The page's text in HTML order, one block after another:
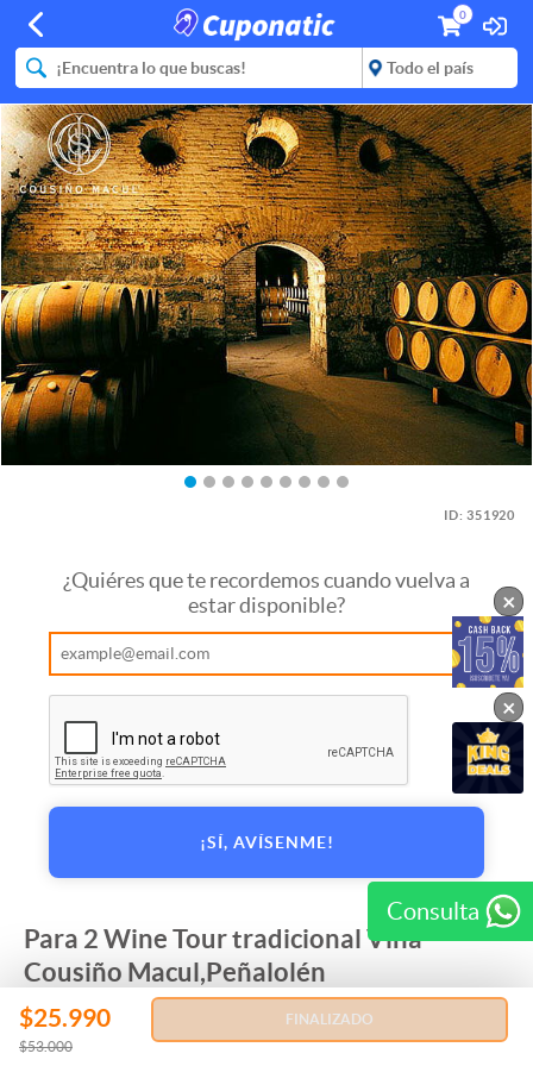
0
Consulta
ID:351920
¿Quiéres que te recordemos cuando vuelva a
estar disponible?
¡SÍ, AVÍSENME!
Para 2 Wine Tour tradicional Viña
Cousiño Macul,Peñalolén
¡CyberDay! Wine tour Tradicional o Premium para 2
personas en Viña Cousiño Macul, Peñalolén. ¡Sólo 6
$25.990
$53.000
FINALIZADO
×
×